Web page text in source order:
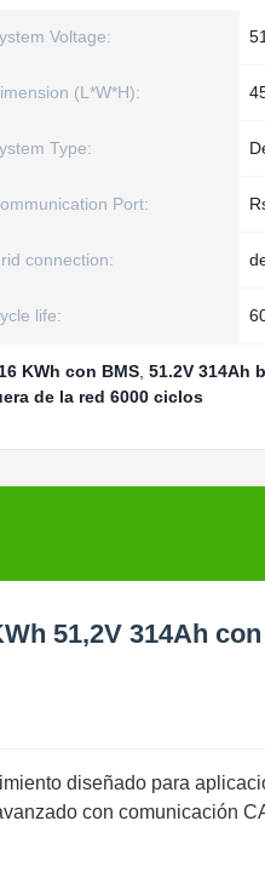
Voltage:
(L*W*H):
Type:
Port:
connection:
life:
KWh con BMS 51.2V 314Ah
de la red 6000 ciclos
51,2V 314Ah
diseñado para
con comunicación